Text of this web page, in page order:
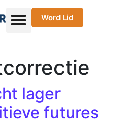
Word Lid
lager
futures